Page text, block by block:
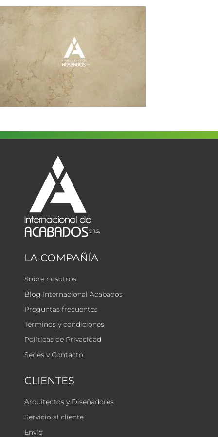
LA COMPAÑÍA
Sobre nosotros
Blog Internacional Acabados
Preguntas frecuentes
Términos y condiciones
Políticas de Privacidad
Sedes y Contacto
CLIENTES
Arquitectos y Diseñadores
Servicio al cliente
Envío